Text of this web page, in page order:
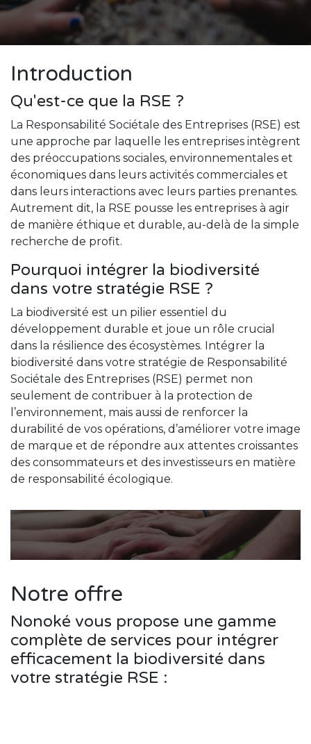
Introduction
Qu'est-ce que la RSE ?
La Responsabilité Sociétale des Entreprises (RSE) est
une approche par laquelle les entreprises intègrent
des préoccupations sociales, environnementales et
économiques dans leurs activités commerciales et
dans leurs interactions avec leurs parties prenantes.
Autrement dit, la RSE pousse les entreprises à agir
de manière éthique et durable, au-delà de la simple
recherche de profit.
Pourquoi intégrer la biodiversité
dans votre stratégie RSE ?
La biodiversité est un pilier essentiel du
développement durable et joue un rôle crucial
dans la résilience des écosystèmes. Intégrer la
biodiversité dans votre stratégie de Responsabilité
Sociétale des Entreprises (RSE) permet non
seulement de contribuer à la protection de
l’environnement, mais aussi de renforcer la
durabilité de vos opérations, d’améliorer votre image
de marque et de répondre aux attentes croissantes
des consommateurs et des investisseurs en matière
de responsabilité écologique.
Notre offre
Nonoké vous propose une gamme
complète de services pour intégrer
efficacement la biodiversité dans
votre stratégie RSE :